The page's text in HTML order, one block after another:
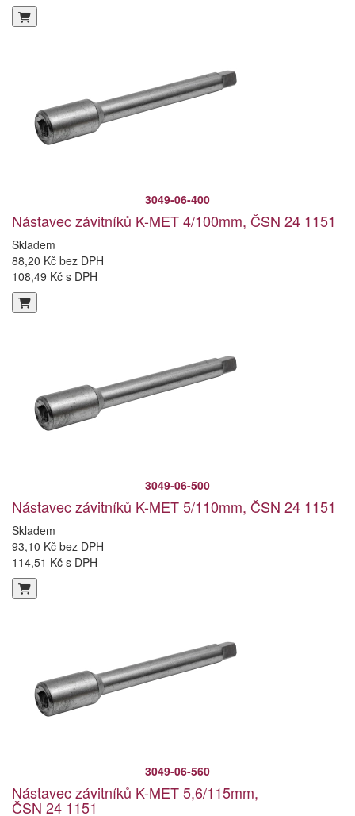
3049-06-400
Nástavec závitníků K-MET 4/100mm, ČSN 24 1151
Skladem
88,20 Kč bez DPH
108,49 Kč s DPH
3049-06-500
Nástavec závitníků K-MET 5/110mm, ČSN 24 1151
Skladem
93,10 Kč bez DPH
114,51 Kč s DPH
3049-06-560
Nástavec závitníků K-MET 5,6/115mm,
ČSN 24 1151